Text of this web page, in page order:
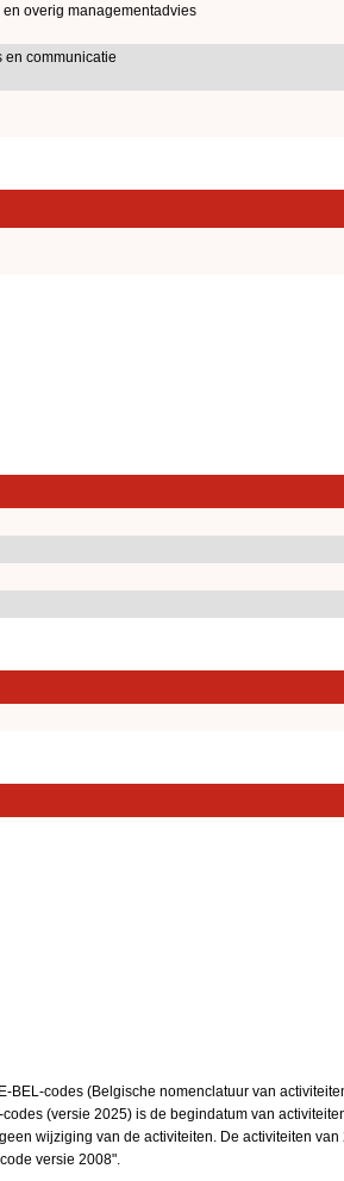
overig managementadvies
communicatie
codes (Belgische nomenclatuur van
(versie 2025) is de begindatum van
wijziging van de activiteiten. De activiteiten
versie 2008".